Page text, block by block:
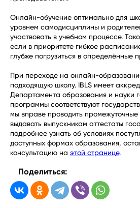
Онлайн-обучение оптимально для
уровнем самодисциплины и
участвовать в учебном процессе.
если в приоритете гибкое
глубже погрузиться в определённые
При переходе на онлайн-
подходящую школу. IBLS имеет
Департамента образования и науки
программы соответствуют
мы вправе проводить промежуточные
выдавать выпускникам аттестаты
подробнее узнать об условиях
доступных формах образования,
консультацию на этой странице.
Поделиться: